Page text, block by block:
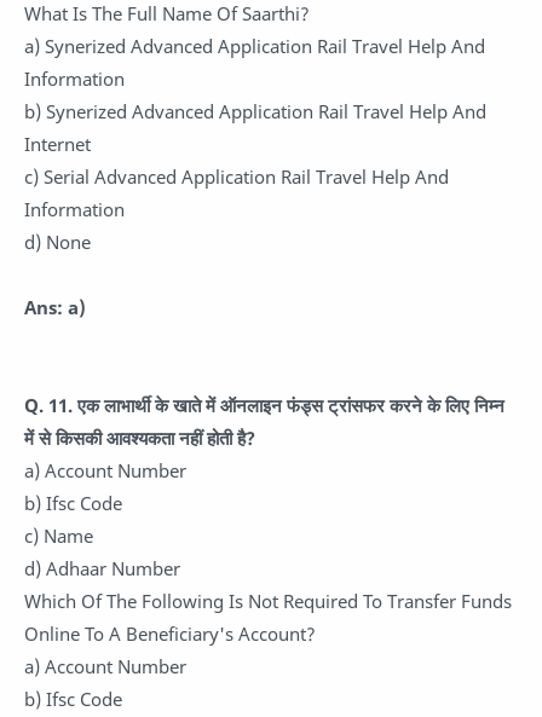
What Is The Full Name Of Saarthi?
a) Synerized Advanced Application Rail Travel Help And
Information
b) Synerized Advanced Application Rail Travel Help And
Internet
c) Serial Advanced Application Rail Travel Help And
Information
d) None
Ans: a)
Q. 11.एक लाभार्थी के खाते में ऑनलाइन फंड्स ट्रांसफर करने के लिए निम्न
में से किसकी आवश्यकता नहीं होती है?
a) Account Number
b) Ifsc Code
c) Name
d) Adhaar Number
Which Of The Following Is Not Required To Transfer Funds
Online To A Beneficiary's Account?
a) Account Number
b) Ifsc Code